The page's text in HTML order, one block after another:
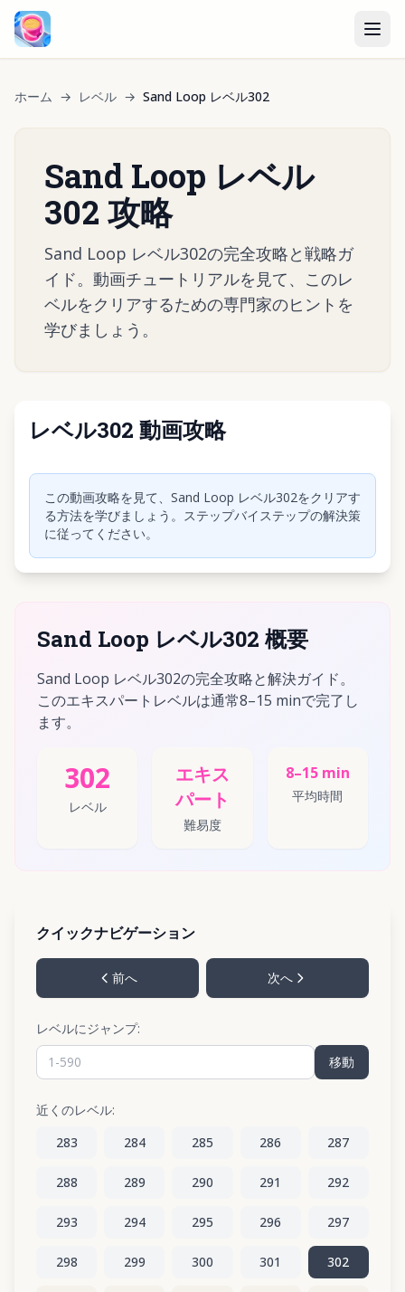
ホーム → レベル → Sand Loop レベル302
Sand Loop レベル
302 攻略
Sand Loop レベル302の完全攻略と戦略ガ
イド。動画チュートリアルを見て、このレ
ベルをクリアするための専門家のヒントを
学びましょう。
レベル302 動画攻略
クリックして動画を再生
この動画攻略を見て、Sand Loop レベル302をクリアす
る方法を学びましょう。ステップバイステップの解決策
に従ってください。
Sand Loop レベル302 概要
Sand Loop レベル302の完全攻略と解決ガイド。
このエキスパートレベルは通常8–15 minで完了し
ます。
302
レベル
エキス
パート
難易度
8–15 min
平均時間
クイックナビゲーション
前へ 次へ
レベルにジャンプ:
移動
近くのレベル:
283
284 285 286 287
288 289 290 291 292
293 294 295 296 297
298 299 300 301 302